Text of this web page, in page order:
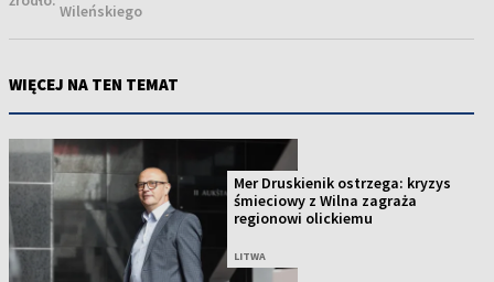
Wileńskiego
WIĘCEJ NA TEN TEMAT
Mer Druskienik ostrzega: kryzys
śmieciowy z Wilna zagraża
regionowi olickiemu
LITWA